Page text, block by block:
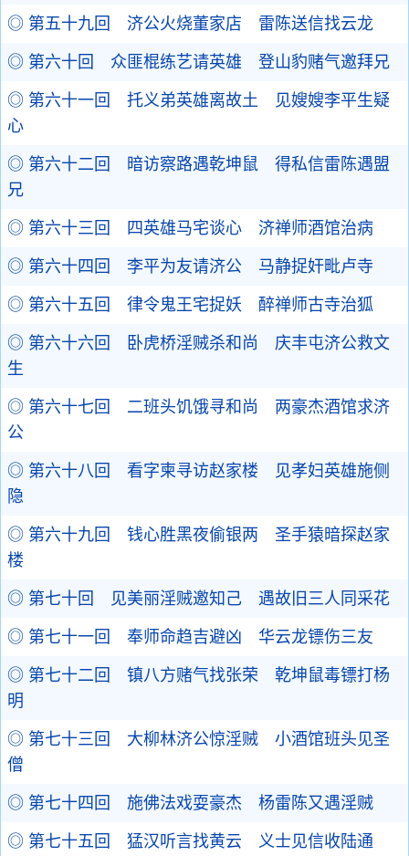
◎ 第五十九回 济公火烧董家店 雷陈送信找云龙
◎ 第六十回 众匪棍练艺请英雄 登山豹赌气邀拜兄
◎ 第六十一回 托义弟英雄离故土 见嫂嫂李平生疑
心
◎ 第六十二回 暗访察路遇乾坤鼠 得私信雷陈遇盟
兄
◎ 第六十三回 四英雄马宅谈心 济禅师酒馆治病
◎ 第六十四回 李平为友请济公 马静捉奸毗卢寺
◎ 第六十五回 律令鬼王宅捉妖 醉禅师古寺治狐
◎ 第六十六回 卧虎桥淫贼杀和尚 庆丰屯济公救文
生
◎ 第六十七回 二班头饥饿寻和尚 两豪杰酒馆求济
公
◎ 第六十八回 看字柬寻访赵家楼 见孝妇英雄施侧
隐
◎ 第六十九回 钱心胜黑夜偷银两 圣手猿暗探赵家
楼
◎ 第七十回 见美丽淫贼邀知己 遇故旧三人同采花
◎ 第七十一回 奉师命趋吉避凶 华云龙镖伤三友
◎ 第七十二回 镇八方赌气找张荣 乾坤鼠毒镖打杨
明
◎ 第七十三回 大柳林济公惊淫贼 小酒馆班头见圣
僧
◎ 第七十四回 施佛法戏耍豪杰 杨雷陈又遇淫贼
◎ 第七十五回 猛汉听言找黄云 义士见信收陆通